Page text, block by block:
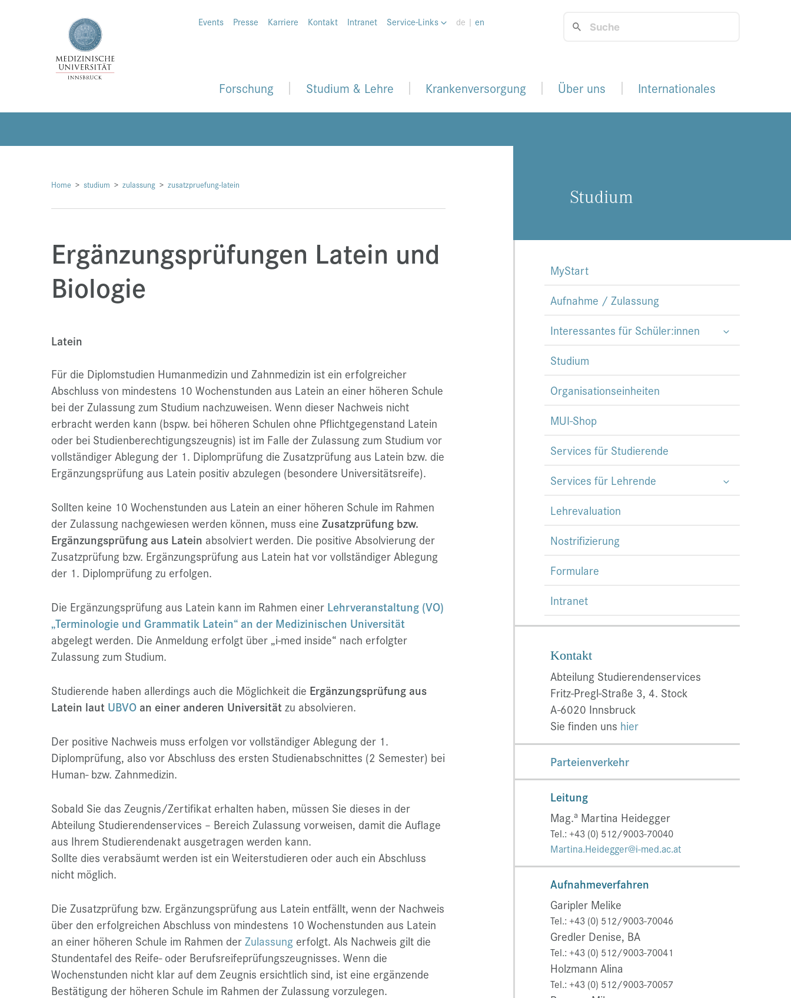
Events Presse Karriere Kontakt Intranet Service-Links de | en
Forschung Studium & Lehre Krankenversorgung Über uns Internationales
Home studium zulassung zusatzpruefung-latein
Ergänzungsprüfungen Latein und
Biologie
Latein
Für die Diplomstudien Humanmedizin und Zahnmedizin ist ein erfolgreicher
Abschluss von mindestens 10 Wochenstunden aus Latein an einer höheren Schule
bei der Zulassung zum Studium nachzuweisen. Wenn dieser Nachweis nicht
erbracht werden kann (bspw. bei höheren Schulen ohne Pflichtgegenstand Latein
oder bei Studienberechtigungszeugnis) ist im Falle der Zulassung zum Studium vor
vollständiger Ablegung der 1. Diplomprüfung die Zusatzprüfung aus Latein bzw. die
Ergänzungsprüfung aus Latein positiv abzulegen (besondere Universitätsreife).
Sollten keine 10 Wochenstunden aus Latein an einer höheren Schule im Rahmen
der Zulassung nachgewiesen werden können, muss eine Zusatzprüfung bzw.
Ergänzungsprüfung aus Latein absolviert werden. Die positive Absolvierung der
Zusatzprüfung bzw. Ergänzungsprüfung aus Latein hat vor vollständiger Ablegung
der 1. Diplomprüfung zu erfolgen.
Die Ergänzungsprüfung aus Latein kann im Rahmen einer Lehrveranstaltung (VO)
„Terminologie und Grammatik Latein“ an der Medizinischen Universität
abgelegt werden. Die Anmeldung erfolgt über „i-med inside“ nach erfolgter
Zulassung zum Studium.
Studierende haben allerdings auch die Möglichkeit die Ergänzungsprüfung aus
Latein laut UBVO an einer anderen Universitätzu absolvieren.
Der positive Nachweis muss erfolgen vor vollständiger Ablegung der 1.
Diplomprüfung, also vor Abschluss des ersten Studienabschnittes (2 Semester) bei
Human- bzw. Zahnmedizin.
Sobald Sie das Zeugnis/Zertifikat erhalten haben, müssen Sie dieses in der
Abteilung Studierendenservices – Bereich Zulassung vorweisen, damit die Auflage
aus Ihrem Studierendenakt ausgetragen werden kann.
Sollte dies verabsäumt werden ist ein Weiterstudieren oder auch ein Abschluss
nicht möglich.
Die Zusatzprüfung bzw. Ergänzungsprüfung aus Latein entfällt, wenn der Nachweis
über den erfolgreichen Abschluss von mindestens 10 Wochenstunden aus Latein
an einer höheren Schule im Rahmen derZulassung erfolgt. Als Nachweis gilt die
Stundentafel des Reife- oder Berufsreifeprüfungszeugnisses. Wenn die
Wochenstunden nicht klar auf dem Zeugnis ersichtlich sind, ist eine ergänzende
Bestätigung der höheren Schule im Rahmen der Zulassung vorzulegen.
Stu­di­um
MyStart
Aufnahme / Zulassung
Interessantes für Schüler:innen
Studium
Organisationseinheiten
MUI-Shop
Services für Studierende
Services für Lehrende
Lehrevaluation
Nostrifizierung
Formulare
Intranet
Kontakt
Abteilung Studierendenservices
Fritz-Pregl-Straße 3, 4. Stock
A-6020 Innsbruck
Sie finden uns hier
Parteienverkehr
Leitung
Mag.a Martina Heidegger
Tel.: +43 (0) 512/9003-70040
Martina.Heidegger@i-med.ac.at
Aufnahmeverfahren
Garipler Melike
Tel.: +43 (0) 512/9003-70046
Gredler Denise, BA
Tel.: +43 (0) 512/9003-70041
Holzmann Alina
Tel.: +43 (0) 512/9003-70057